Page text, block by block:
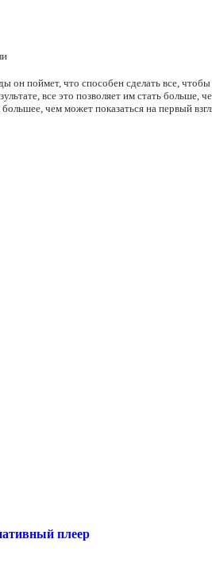
поймет, что способен сделать все,
все это позволяет им стать
чем может показаться на первый
плеер